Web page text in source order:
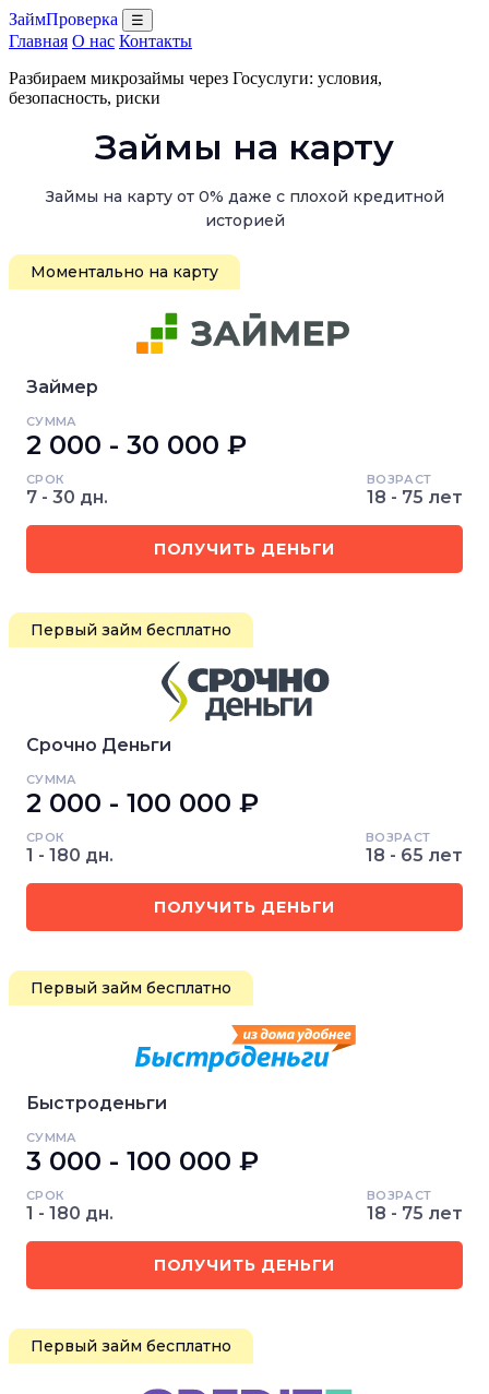
ЗаймПроверка ☰
Главная О нас Контакты
Разбираем микрозаймы через Госуслуги: условия,
безопасность, риски
Займы на карту
Займы на карту от 0% даже с плохой кредитной
историей
Моментально на карту
Займер
СУММА
2 000 - 30 000 ₽
СРОК
7 - 30 дн.
ВОЗРАСТ
18 - 75 лет
ПОЛУЧИТЬ ДЕНЬГИ
Первый займ бесплатно
Срочно Деньги
СУММА
2 000 - 100 000 ₽
СРОК
1 - 180 дн.
ВОЗРАСТ
18 - 65 лет
ПОЛУЧИТЬ ДЕНЬГИ
Первый займ бесплатно
Быстроденьги
СУММА
3 000 - 100 000 ₽
СРОК
1 - 180 дн.
ВОЗРАСТ
18 - 75 лет
ПОЛУЧИТЬ ДЕНЬГИ
Первый займ бесплатно